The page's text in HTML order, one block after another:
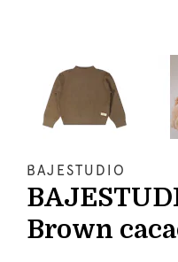
BAJESTUDIO
Brown